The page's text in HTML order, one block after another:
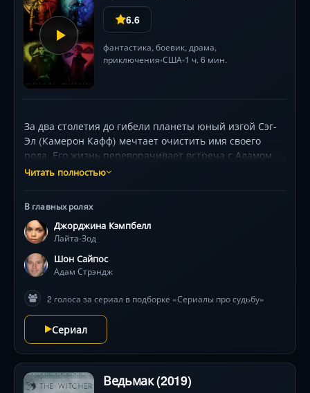
6.6
фантастика, боевик, драма,
приключения•США•1 ч. 6 мин.
За два столетия до гибели планеты юный изгой Сэг-
Эл (Камерон Кафф) мечтает очистить имя своего
рода. Его жизнь переворачивает встреча с Адамом
Стрэнджем — посланцем из будущего,
миром навис Брейниак — коллекционер
цивилизаций, угрожающий стереть Супермена из
истории. В союзе с воинственной Лайтой-Зод
(Джорджина Кэмпбелл) и мятежным дедом Вал-Элом
(Иэн Макэлхинни) герой вступает в гонку со
пустоши, битвы с технологическими кошмарами и
борьба против прогнившей системы — цена
спасения будущего Человека из стали.
Читать полностью
В главных ролях
Джорджина Кэмпбелл
Лайта-Зод
Шон Сайпос
Адам Стрэндж
2 голоса за сериал в подборке «Сериалы про судьбу»
Сериал
Ведьмак (2019)